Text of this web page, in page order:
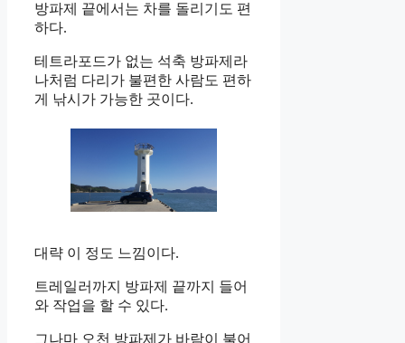
방파제 끝에서는 차를 돌리기도 편
하다.
테트라포드가 없는 석축 방파제라
나처럼 다리가 불편한 사람도 편하
게 낚시가 가능한 곳이다.
대략 이 정도 느낌이다.
트레일러까지 방파제 끝까지 들어
와 작업을 할 수 있다.
그나마 오천 방파제가 바람이 불어